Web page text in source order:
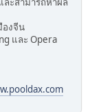
งจีน
และ Opera